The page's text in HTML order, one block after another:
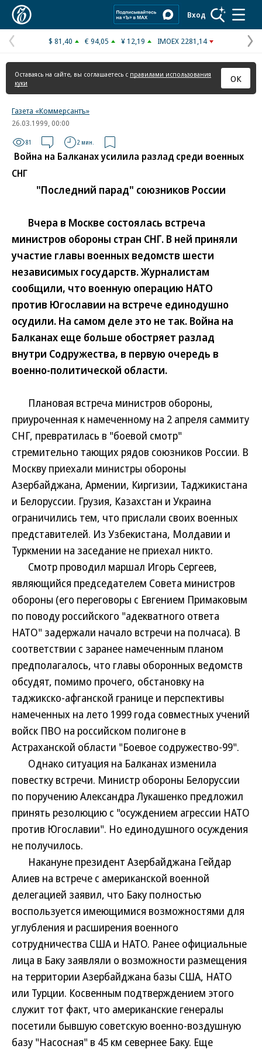
Вход
Предыдущая
страница
$ 81,40 € 94,05 ¥ 12,19 IMOEX 2281,14
Оставаясь на сайте, вы соглашаетесь с правилами использования
куки
ОК
Газета «Коммерсантъ»
26.03.1999, 00:00
81 2 мин.
Война на Балканах усилила разлад среди военных
СНГ
"Последний парад" союзников России
Вчера в Москве состоялась встреча
министров обороны стран СНГ. В ней приняли
участие главы военных ведомств шести
независимых государств. Журналистам
сообщили, что военную операцию НАТО
против Югославии на встрече единодушно
осудили. На самом деле это не так. Война на
Балканах еще больше обостряет разлад
внутри Содружества, в первую очередь в
военно-политической области.
Плановая встреча министров обороны,
приуроченная к намеченному на 2 апреля саммиту
СНГ, превратилась в "боевой смотр"
стремительно тающих рядов союзников России. В
Москву приехали министры обороны
Азербайджана, Армении, Киргизии, Таджикистана
и Белоруссии. Грузия, Казахстан и Украина
ограничились тем, что прислали своих военных
представителей. Из Узбекистана, Молдавии и
Туркмении на заседание не приехал никто.
Смотр проводил маршал Игорь Сергеев,
являющийся председателем Совета министров
обороны (его переговоры с Евгением Примаковым
по поводу российского "адекватного ответа
НАТО" задержали начало встречи на полчаса). В
соответствии с заранее намеченным планом
предполагалось, что главы оборонных ведомств
обсудят, помимо прочего, обстановку на
таджикско-афганской границе и перспективы
намеченных на лето 1999 года совместных учений
войск ПВО на российском полигоне в
Астраханской области "Боевое содружество-99".
Однако ситуация на Балканах изменила
повестку встречи. Министр обороны Белоруссии
по поручению Александра Лукашенко предложил
принять резолюцию с "осуждением агрессии НАТО
против Югославии". Но единодушного осуждения
не получилось.
Накануне президент Азербайджана Гейдар
Алиев на встрече с американской военной
делегацией заявил, что Баку полностью
воспользуется имеющимися возможностями для
углубления и расширения военного
сотрудничества США и НАТО. Ранее официальные
лица в Баку заявляли о возможности размещения
на территории Азербайджана базы США, НАТО
или Турции. Косвенным подтверждением этого
служит тот факт, что американские генералы
посетили бывшую советскую военно-воздушную
базу "Насосная" в 45 км севернее Баку. Еще